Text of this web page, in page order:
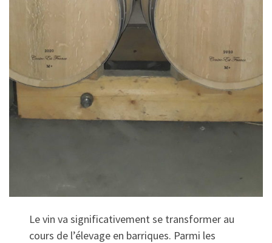
Le vin va significativement se transformer au
cours de l’élevage en barriques. Parmi les